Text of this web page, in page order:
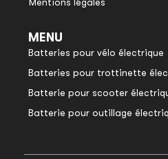
Mentions légales
MENU
Batteries pour vélo électrique
Batteries pour trottinette
Batterie pour scooter
Batterie pour outillage